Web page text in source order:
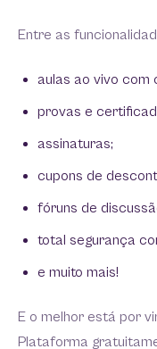
Entre as
aulas ao vivo com
provas e
assinaturas;
cupons de
fóruns de
total segurança
e muito mais!
E o melhor está por
Plataforma